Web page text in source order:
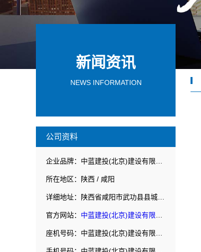
新闻资讯
NEWS INFORMATION
公司资料
所在地区：陕西 / 咸阳
官方网站： 中蓝建投(北京)建设有限公司武功分公司